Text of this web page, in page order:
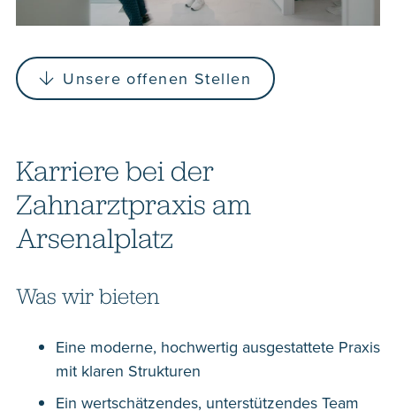
Unsere offenen Stellen
Karriere bei der
Zahnarztpraxis am
Arsenalplatz
Was wir bieten
Eine moderne, hochwertig ausgestattete Praxis
mit klaren Strukturen
Ein wertschätzendes, unterstützendes Team